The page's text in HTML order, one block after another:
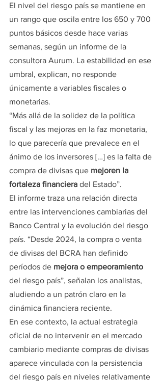
El nivel del riesgo país se mantiene en
un rango que oscila entre los 650 y 700
puntos básicos desde hace varias
semanas, según un informe de la
consultora Aurum. La estabilidad en ese
umbral, explican, no responde
únicamente a variables fiscales o
monetarias.
“Más allá de la solidez de la política
fiscal y las mejoras en la faz monetaria,
lo que parecería que prevalece en el
ánimo de los inversores […] es la falta de
compra de divisas que mejoren la
fortaleza financiera del Estado”.
El informe traza una relación directa
entre las intervenciones cambiarias del
Banco Central y la evolución del riesgo
país. “Desde 2024, la compra o venta
de divisas del BCRA han definido
períodos de mejora o empeoramiento
del riesgo país”, señalan los analistas,
aludiendo a un patrón claro en la
dinámica financiera reciente.
En ese contexto, la actual estrategia
oficial de no intervenir en el mercado
cambiario mediante compras de divisas
aparece vinculada con la persistencia
del riesgo país en niveles relativamente